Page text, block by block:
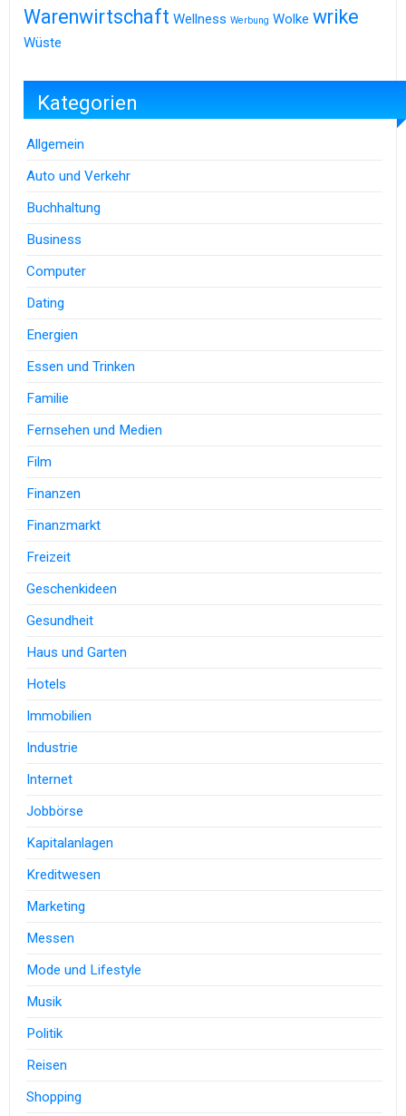
Warenwirtschaft Wellness Werbung Wolke wrike
Wüste
Kategorien
Allgemein
Auto und Verkehr
Buchhaltung
Business
Computer
Dating
Energien
Essen und Trinken
Familie
Fernsehen und Medien
Film
Finanzen
Finanzmarkt
Freizeit
Geschenkideen
Gesundheit
Haus und Garten
Hotels
Immobilien
Industrie
Internet
Jobbörse
Kapitalanlagen
Kreditwesen
Marketing
Messen
Mode und Lifestyle
Musik
Politik
Reisen
Shopping